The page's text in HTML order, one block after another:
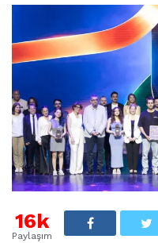
16k
Paylaşım